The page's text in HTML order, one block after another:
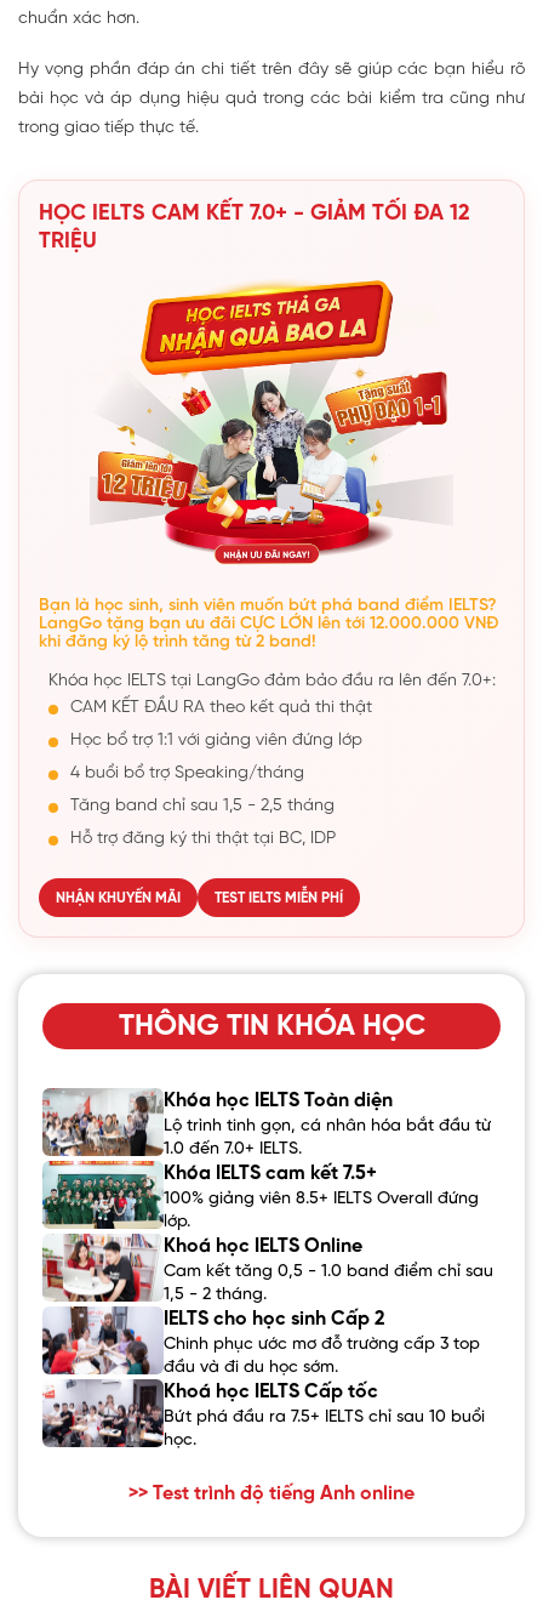
chuẩn xác hơn.
Hy vọng phần đáp án chi tiết trên đây sẽ giúp các bạn hiểu rõ
bài học và áp dụng hiệu quả trong các bài kiểm tra cũng như
trong giao tiếp thực tế.
HỌC IELTS CAM KẾT 7.0+ - GIẢM TỐI ĐA 12
TRIỆU
Bạn là học sinh, sinh viên muốn bứt phá band điểm IELTS?
LangGo tặng bạn ưu đãi CỰC LỚN lên tới 12.000.000 VNĐ
khi đăng ký lộ trình tăng từ 2 band!
Khóa học IELTS tại LangGo đảm bảo đầu ra lên đến 7.0+:
CAM KẾT ĐẦU RA theo kết quả thi thật
Học bổ trợ 1:1 với giảng viên đứng lớp
4 buổi bổ trợ Speaking/tháng
Tăng band chỉ sau 1,5 - 2,5 tháng
Hỗ trợ đăng ký thi thật tại BC, IDP
NHẬN KHUYẾN MÃI TEST IELTS MIỄN PHÍ
THÔNG TIN KHÓA HỌC
Khóa học IELTS Toàn diện
Lộ trình tinh gọn, cá nhân hóa bắt đầu từ
1.0 đến 7.0+ IELTS.
Khóa IELTS cam kết 7.5+
100% giảng viên 8.5+ IELTS Overall đứng
lớp.
Khoá học IELTS Online
Cam kết tăng 0,5 - 1.0 band điểm chỉ sau
1,5 - 2 tháng.
IELTS cho học sinh Cấp 2
Chinh phục ước mơ đỗ trường cấp 3 top
đầu và đi du học sớm.
Khoá học IELTS Cấp tốc
Bứt phá đầu ra 7.5+ IELTS chỉ sau 10 buổi
học.
>> Test trình độ tiếng Anh online
BÀI VIẾT LIÊN QUAN